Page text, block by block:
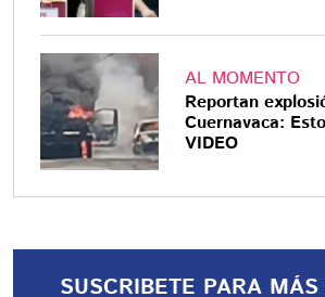
AL MOMENTO
Reportan
Cuernavaca:
VIDEO
SUSCRIBETE PARA